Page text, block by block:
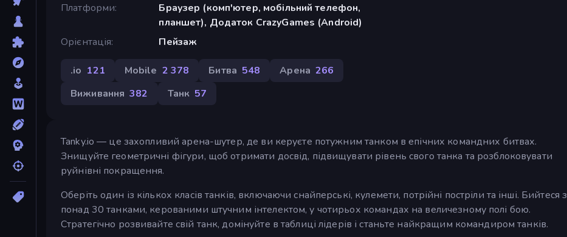
Платформи
Браузер (комп'ютер, мобільний телефон,
планшет), Додаток CrazyGames (Android)
Орієнтація
Пейзаж
.io 121 Mobile 2 378 Битва 548 Арена 266
Виживання 382 Танк 57
Tanky.io — це захопливий арена-шутер, де ви керуєте потужним танком в епічних командних битвах.
Знищуйте геометричні фігури, щоб отримати досвід, підвищувати рівень свого танка та розблоковувати
руйнівні покращення.
Оберіть один із кількох класів танків, включаючи снайперські, кулемети, потрійні постріли та інші. Бийтеся з
понад 30 танками, керованими штучним інтелектом, у чотирьох командах на величезному полі бою.
Стратегічно розвивайте свій танк, домінуйте в таблиці лідерів і станьте найкращим командиром танків.